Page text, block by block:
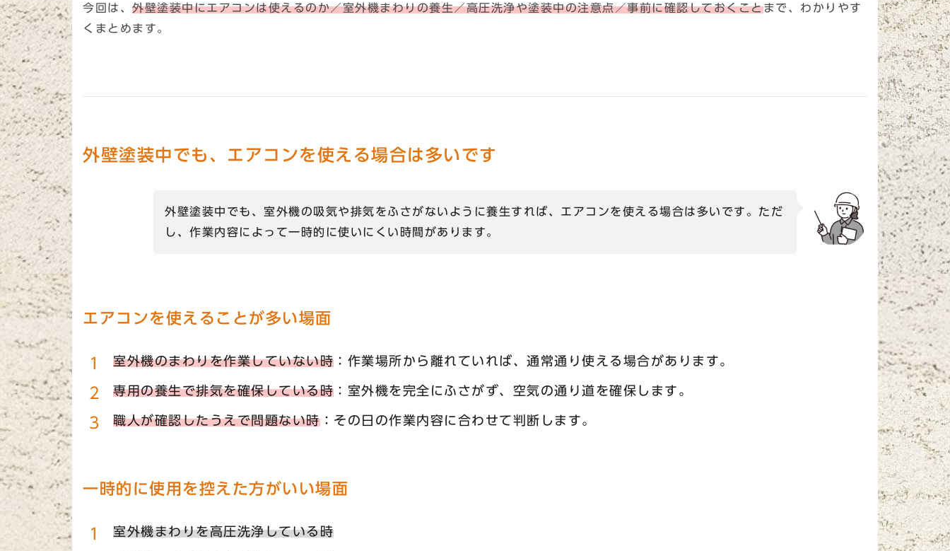
今回は、 外壁塗装中にエアコンは使えるのか／室外機まわりの養生／高圧洗浄や塗装中の注意点／事前に確認しておくことまで、わかりやす
くまとめます。
外壁塗装中でも、エアコンを使える場合は多いです
外壁塗装中でも、室外機の吸気や排気をふさがないように養生すれば、エアコンを使える場合は多いです。ただ
し、作業内容によって一時的に使いにくい時間があります。
エアコンを使えることが多い場面
室外機のまわりを作業していない時 ：作業場所から離れていれば、通常通り使える場合があります。
専用の養生で排気を確保している時 ：室外機を完全にふさがず、空気の通り道を確保します。
職人が確認したうえで問題ない時：その日の作業内容に合わせて判断します。
一時的に使用を控えた方がいい場面
室外機まわりを高圧洗浄している時